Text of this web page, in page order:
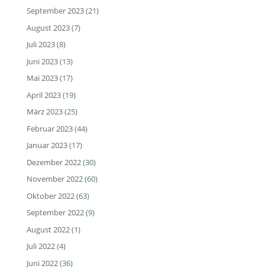
September 2023(21)
August 2023(7)
Juli 2023(8)
Juni 2023(13)
Mai 2023(17)
April 2023(19)
März 2023(25)
Februar 2023(44)
Januar 2023(17)
Dezember 2022(30)
November 2022(60)
Oktober 2022(63)
September 2022(9)
August 2022(1)
Juli 2022(4)
Juni 2022(36)